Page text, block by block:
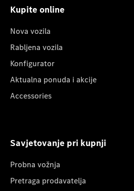
Kupite online
Nova vozila
Rabljena vozila
Konfigurator
Aktualna ponuda i akcije
Accessories
Savjetovanje pri kupnji
Probna vožnja
Pretraga prodavatelja